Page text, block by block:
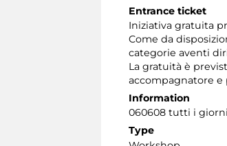
Entrance ticket
Iniziativa gratuita
Come da
categorie aventi
La gratuità è
accompagnatore e
Information
060608 tutti i
Type